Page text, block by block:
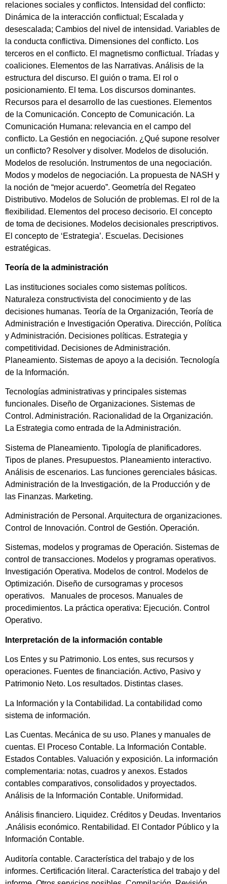
relaciones sociales y conflictos. Intensidad del conflicto:
Dinámica de la interacción conflictual; Escalada y
desescalada; Cambios del nivel de intensidad. Variables de
la conducta conflictiva. Dimensiones del conflicto. Los
terceros en el conflicto. El magnetismo conflictual. Tríadas y
coaliciones. Elementos de las Narrativas. Análisis de la
estructura del discurso. El guión o trama. El rol o
posicionamiento. El tema. Los discursos dominantes.
Recursos para el desarrollo de las cuestiones. Elementos
de la Comunicación. Concepto de Comunicación. La
Comunicación Humana: relevancia en el campo del
conflicto. La Gestión en negociación. ¿Qué supone resolver
un conflicto? Resolver y disolver. Modelos de disolución.
Modelos de resolución. Instrumentos de una negociación.
Modos y modelos de negociación. La propuesta de NASH y
la noción de “mejor acuerdo”. Geometría del Regateo
Distributivo. Modelos de Solución de problemas. El rol de la
flexibilidad. Elementos del proceso decisorio. El concepto
de toma de decisiones. Modelos decisionales prescriptivos.
El concepto de ‘Estrategia’. Escuelas. Decisiones
estratégicas.
Teoría de la administración
Las instituciones sociales como sistemas políticos.
Naturaleza constructivista del conocimiento y de las
decisiones humanas. Teoría de la Organización, Teoría de
Administración e Investigación Operativa. Dirección, Política
y Administración. Decisiones políticas. Estrategia y
competitividad. Decisiones de Administración.
Planeamiento. Sistemas de apoyo a la decisión. Tecnología
de la Información.
Tecnologías administrativas y principales sistemas
funcionales. Diseño de Organizaciones. Sistemas de
Control. Administración. Racionalidad de la Organización.
La Estrategia como entrada de la Administración.
Sistema de Planeamiento. Tipología de planificadores.
Tipos de planes. Presupuestos. Planeamiento interactivo.
Análisis de escenarios. Las funciones gerenciales básicas.
Administración de la Investigación, de la Producción y de
las Finanzas. Marketing.
Administración de Personal. Arquitectura de organizaciones.
Control de Innovación. Control de Gestión. Operación.
Sistemas, modelos y programas de Operación. Sistemas de
control de transacciones. Modelos y programas operativos.
Investigación Operativa. Modelos de control. Modelos de
Optimización. Diseño de cursogramas y procesos
operativos. Manuales de procesos. Manuales de
procedimientos. La práctica operativa: Ejecución. Control
Operativo.
Interpretación de la información contable
Los Entes y su Patrimonio. Los entes, sus recursos y
operaciones. Fuentes de financiación. Activo, Pasivo y
Patrimonio Neto. Los resultados. Distintas clases.
La Información y la Contabilidad. La contabilidad como
sistema de información.
Las Cuentas. Mecánica de su uso. Planes y manuales de
cuentas. El Proceso Contable. La Información Contable.
Estados Contables. Valuación y exposición. La información
complementaria: notas, cuadros y anexos. Estados
contables comparativos, consolidados y proyectados.
Análisis de la Información Contable. Uniformidad.
Análisis financiero. Liquidez. Créditos y Deudas. Inventarios
.Análisis económico. Rentabilidad. El Contador Público y la
Información Contable.
Auditoría contable. Característica del trabajo y de los
informes. Certificación literal. Característica del trabajo y del